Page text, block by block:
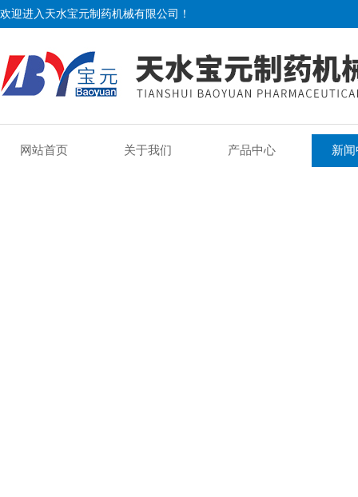
欢迎进入天水宝元制药机械有限公司！
网站首页 关于我们 产品中心 新